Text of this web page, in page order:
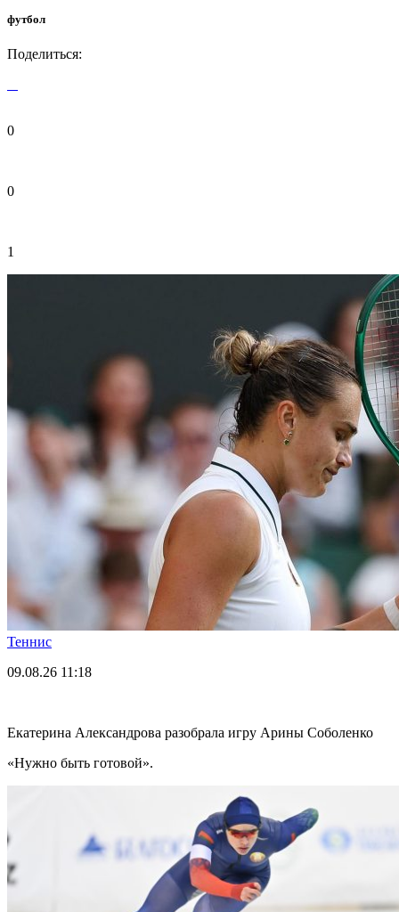
футбол
Поделиться:
0
0
1
Теннис
09.08.26 11:18
Екатерина Александрова разобрала игру Арины Соболенко
«Нужно быть готовой».